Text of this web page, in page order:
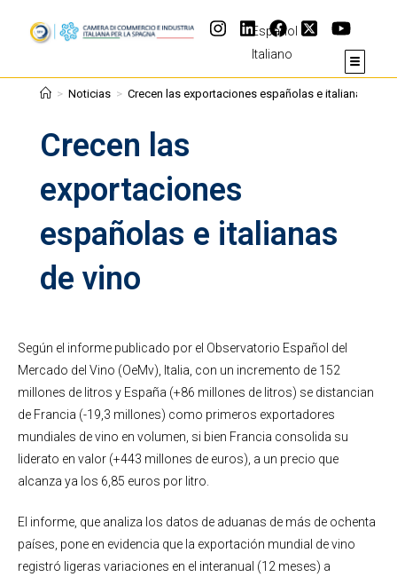
Español
Italiano
Crecen las
exportaciones
españolas e italianas
de vino
> Noticias > Crecen las exportaciones españolas e italianas de
Según el informe publicado por el Observatorio Español del
Mercado del Vino (OeMv), Italia, con un incremento de 152
millones de litros y España (+86 millones de litros) se distancian
de Francia (-19,3 millones) como primeros exportadores
mundiales de vino en volumen, si bien Francia consolida su
liderato en valor (+443 millones de euros), a un precio que
alcanza ya los 6,85 euros por litro.
El informe, que analiza los datos de aduanas de más de ochenta
países, pone en evidencia que la exportación mundial de vino
registró ligeras variaciones en el interanual (12 meses) a